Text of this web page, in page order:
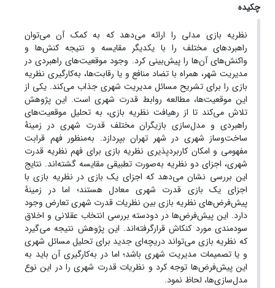
چکیده
نظریه بازی مدلی را ارائه می‌دهد که به کمک آن می‌توان
راهبردهای مختلف را با یکدیگر مقایسه و نتیجه کنش‌ها و
واکنش‌های آن‌ها را پیش‌بینی کرد. وجود موقعیت‌های راهبردی در
مدیریت شهر، همراه با تضاد منافع و یا رقابت‌ها، به‌کارگیری نظریه
بازی را برای تشریح مسائل مدیریت شهری جذاب می‌کند. یکی از
این موقعیت‌ها، مطالعه روابط قدرت شهری است. این پژوهش
تلاش می‌کند تا از رهیافت نظریه بازی، به تحلیل موقعیت‌های
راهبردی و مدل‌سازی بازیگران مختلف قدرت شهری در زمینۀ
ساخت‌وساز شهری در شهر تهران بپردازد. به‌منظور فهم قرابت
مفهومی و امکان کاربردپذیری نظریه بازی برای فهم نظریه قدرت
شهری، اجزای دو نظریه به‌صورت تطبیقی مقایسه گشته‌اند. نتایج
این بررسی نشان می‌دهد که اجزای یک بازی در نظریه بازی با
اجزای یک بازی قدرت شهری معادل هستند؛ اما در زمینۀ
پیش‌فرض‌های نظریه بازی بین نظریات قدرت شهری تعارض وجود
دارد. این پیش‌فرض‌ها در دودسته بررسی انتخاب عقلانی و اخلاق
سودمندی مورد کنکاش قرارگرفته‌اند. این پژوهش نتیجه می‌گیرد
که نظریه بازی می‌تواند دریچه‌ای جدید برای تحلیل مسائل شهری
و یا تصمیمات مدیریت شهری باشد؛ اما در به‌کارگیری آن باید به
این پیش‌فرض‌ها توجه کرد و نظریات قدرت شهری را در این نوع
مدل‌سازی‌ها، لحاظ نمود.